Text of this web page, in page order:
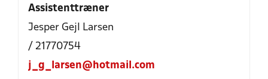
Assistenttræner
Jesper Gejl Larsen
/ 21770754
j_g_larsen@hotmail.com